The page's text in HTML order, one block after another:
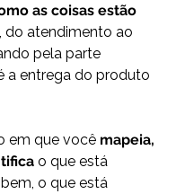
as coisas estão
, do atendimento ao
pela parte
a entrega do produto
em que você mapeia,
o que está
o que está